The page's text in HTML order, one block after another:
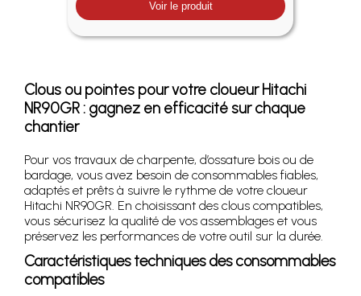
Voir le produit
Clous ou pointes pour votre cloueur Hitachi
NR90GR : gagnez en efficacité sur chaque
chantier
Pour vos travaux de charpente, d’ossature bois ou de
bardage, vous avez besoin de consommables fiables,
adaptés et prêts à suivre le rythme de votre cloueur
Hitachi NR90GR. En choisissant des clous compatibles,
vous sécurisez la qualité de vos assemblages et vous
préservez les performances de votre outil sur la durée.
Caractéristiques techniques des consommables
compatibles